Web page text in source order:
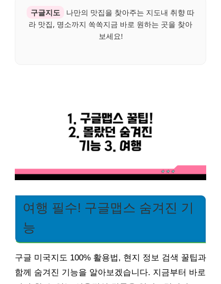
구글지도
나만의 맛집을 찾아주는 지도내 취향 따
라 맛집, 명소까지 쏙쏙지금 바로 원하는 곳을 찾아
보세요!
여행 필수! 구글맵스 숨겨진 기
능
구글 미국지도 100% 활용법, 현지 정보 검색 꿀팁과
함께 숨겨진 기능을 알아보겠습니다. 지금부터 바로